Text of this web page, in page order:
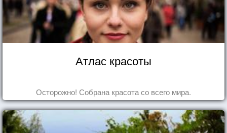
Атлас красоты
Осторожно! Собрана красота со всего мира.